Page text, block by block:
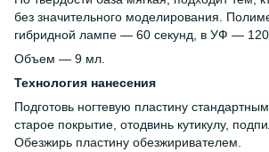
без значительного моделирования.
гибридной лампе — 60 секунд, в УФ — 120
Объем — 9 мл.
Технология нанесения
Подготовь ногтевую пластину
старое покрытие, отодвинь кутикулу,
Обезжирь пластину обезжиривателем.